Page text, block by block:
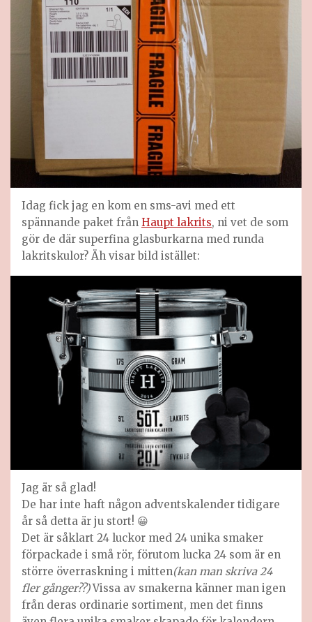
Idag fick jag en kom en sms-avi med ett
spännande paket från Haupt lakrits, ni vet de som
gör de där superfina glasburkarna med runda
lakritskulor? Äh visar bild istället:
Jag är så glad!
De har inte haft någon adventskalender tidigare
år så detta är ju stort! 😀
Det är såklart 24 luckor med 24 unika smaker
förpackade i små rör, förutom lucka 24 som är en
större överraskning i mitten(kan man skriva 24
fler gånger??)Vissa av smakerna känner man igen
från deras ordinarie sortiment, men det finns